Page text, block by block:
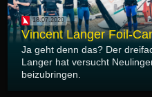
18.07.2020
Vincent Langer Foil-
Ja geht denn das? Der
Langer hat versucht
beizubringen.